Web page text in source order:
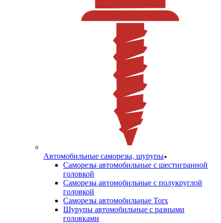
Автомобильные саморезы, шурупы
Саморезы автомобильные с шестигранной
головкой
Саморезы автомобильные с полукруглой
головкой
Саморезы автомобильные Torx
Шурупы автомобильные с разными
головками